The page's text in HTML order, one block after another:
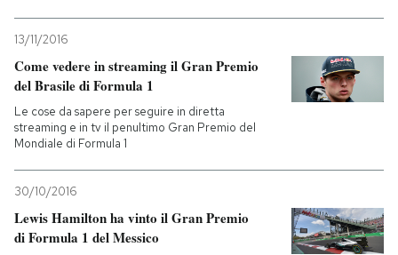
CALENDARIO
AREA PERSONALE
13/11/2016
Come vedere in streaming il Gran Premio
del Brasile di Formula 1
Le cose da sapere per seguire in diretta
streaming e in tv il penultimo Gran Premio del
Mondiale di Formula 1
30/10/2016
Lewis Hamilton ha vinto il Gran Premio
di Formula 1 del Messico